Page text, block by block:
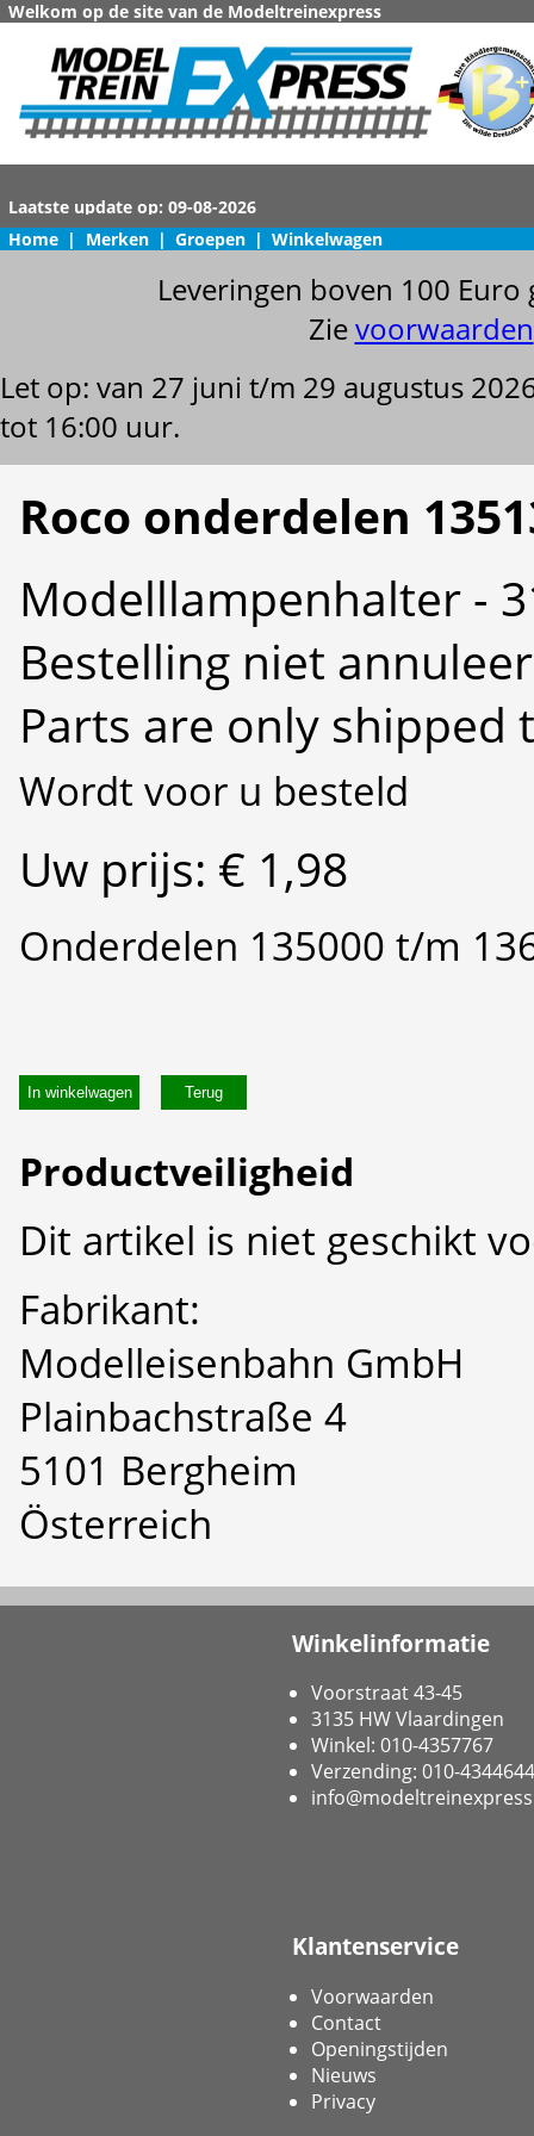
Welkom op de site van de Modeltreinexpress
Home | Merken | Groepen | Winkelwagen
Leveringen boven 100
Zievoorwaarden
Let op: van 27 juni t/m 29 augustus
tot 16:00 uur.
Roco onderdelen
Modelllampenhalter -
Bestelling niet
Parts are only shipped
Wordt voor u besteld
Uw prijs: € 1,98
Onderdelen 135000 t/m
In winkelwagen
Productveiligheid
Dit artikel is niet geschikt
Fabrikant:
Modelleisenbahn GmbH
Plainbachstraße 4
5101 Bergheim
Österreich
Winkelinformatie
Voorstraat 43-45
3135 HW Vlaardingen
Winkel: 010-4357767
Verzending: 010-4344644
Klantenservice
Voorwaarden
Contact
Openingstijden
Nieuws
Privacy